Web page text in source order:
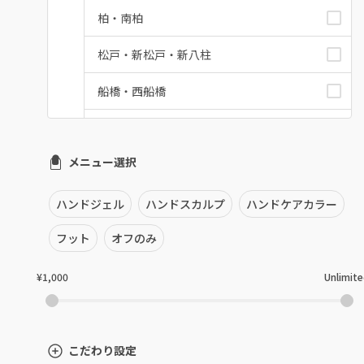
柏・南柏
松戸・新松戸・新八柱
船橋・西船橋
市川・本八幡・下総中山
津田沼・京成津田沼
北習志野・習志野
四街道・都賀
メニュー選択
ハンドジェル ハンドスカルプ ハンドケアカラー
フット オフのみ
¥1,000
こだわり設定